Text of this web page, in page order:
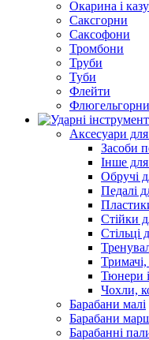
Окарина і казу
Саксгорни
Саксофони
Тромбони
Труби
Туби
Флейти
Флюгельгорни
Аксесуари
Засоби
Інше
Обручі
Педалі
Стійки
Стільці
Тюнери
Чохли,
Барабани малі
Барабани
Барабанні